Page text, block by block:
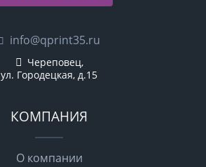
info@qprint35.ru
Череповец,
ул. Городецкая, д.15
КОМПАНИЯ
О компании